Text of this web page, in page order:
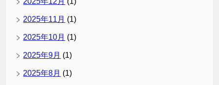
2025年11月 (1)
2025年10月 (1)
2025年9月 (1)
2025年8月 (1)